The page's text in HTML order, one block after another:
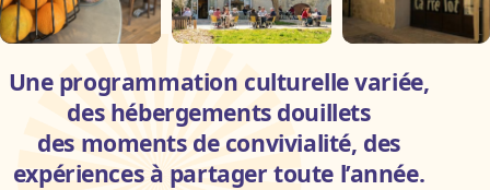
Une programmation culturelle variée,
des hébergements douillets
des moments de convivialité, des
expériences à partager toute l’année.